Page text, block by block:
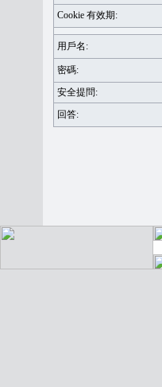
Cookie 有效期:
用戶名:
密碼:
安全提問:
回答: